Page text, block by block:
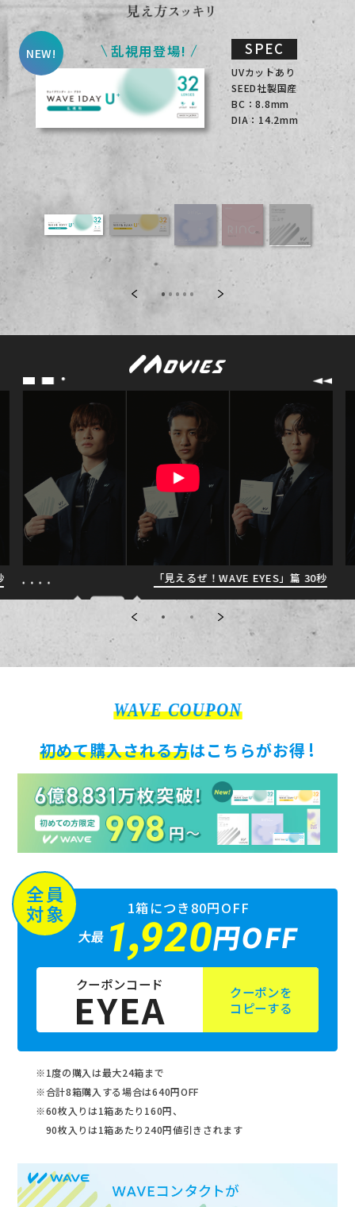
乱視用登場! SPEC
UVカットあり
SEED社製国産
BC：8.8mm
DIA：14.2mm
「見えるぜ！WAVE EYES」篇 30秒
WAVE COUPON
初めて購入される方はこちらがお得 !
全員
対象 1箱につき80円OFF
最大 1,920円OFF
クーポンコード
EYEA
クーポンを
コピーする
1度の購入は最大24箱まで
合計8箱購入する場合は640円OFF
60枚入りは1箱あたり160円、
90枚入りは1箱あたり240円値引きされます